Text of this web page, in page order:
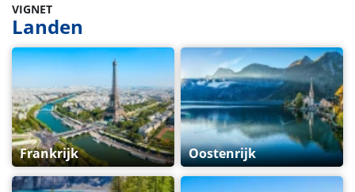
VIGNET
Landen
Frankrijk Oostenrijk